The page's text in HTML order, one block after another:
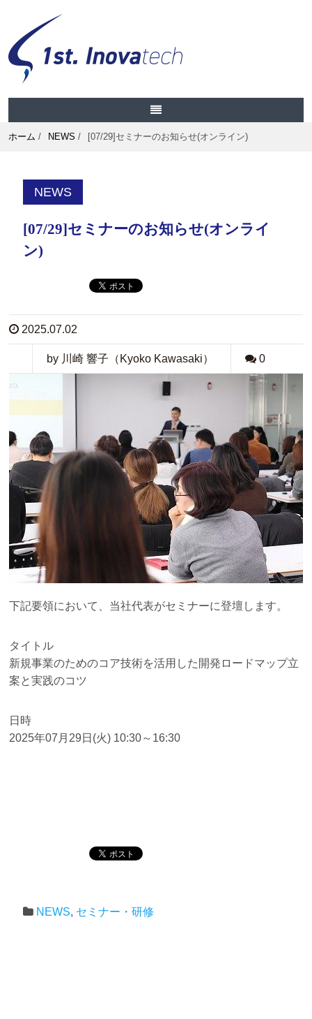
ホーム / NEWS / [07/29]セミナーのお知らせ(オンライン)
NEWS
[07/29]セミナーのお知らせ(オンライ
ン)
2025.07.02
by 川崎 響子（Kyoko Kawasaki） 0
下記要領において、当社代表がセミナーに登壇します。
タイトル
新規事業のためのコア技術を活用した開発ロードマップ立
案と実践のコツ
日時
2025年07月29日(火) 10:30～16:30
NEWS, セミナー・研修